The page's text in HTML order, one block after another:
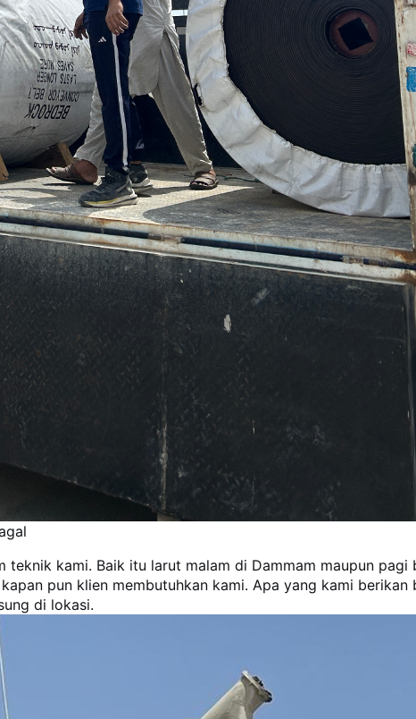
kami. Baik itu larut malam di Dammam maupun pagi
pun klien membutuhkan kami. Apa yang kami berikan
di lokasi.